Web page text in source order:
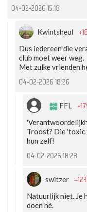
04-02-2026 15:18
Kwintsheul
Dus iedereen die
club moet weer weg.
Met zulke vrienden
04-02-2026 18:26
FFL
Troost? Die 'toxic
hun zelf!
04-02-2026 18:28
switzer
Natuurlijk niet. Je
doen hè.